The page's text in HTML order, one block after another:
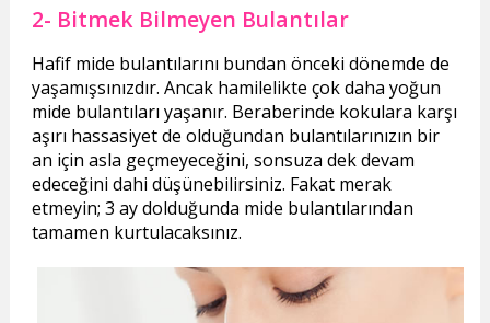
2- Bitmek Bilmeyen Bulantılar
Hafif mide bulantılarını bundan önceki dönemde de
yaşamışsınızdır. Ancak hamilelikte çok daha yoğun
mide bulantıları yaşanır. Beraberinde kokulara karşı
aşırı hassasiyet de olduğundan bulantılarınızın bir
an için asla geçmeyeceğini, sonsuza dek devam
edeceğini dahi düşünebilirsiniz. Fakat merak
etmeyin; 3 ay dolduğunda mide bulantılarından
tamamen kurtulacaksınız.